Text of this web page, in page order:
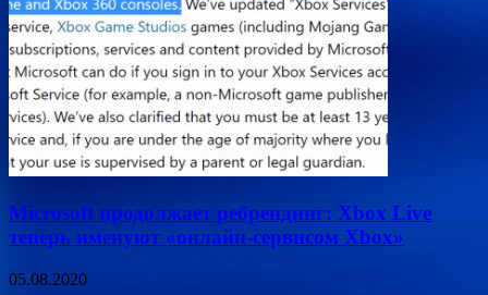
Microsoft продолжает ребрендинг: Xbox Live
теперь именуют «онлайн-сервисом Xbox»
05.08.2020